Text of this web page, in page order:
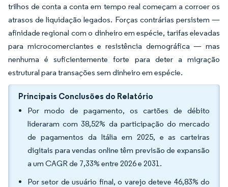
trilhos de conta a conta em tempo real começam a corroer os
atrasos de liquidação legados. Forças contrárias persistem —
afinidade regional com o dinheiro em espécie, tarifas elevadas
para microcomerciantes e resistência demográfica — mas
nenhuma é suficientemente forte para deter a migração
estrutural para transações sem dinheiro em espécie.
Principais Conclusões do Relatório
Por modo de pagamento, os cartões de débito
lideraram com 38,52% da participação do mercado
de pagamentos da Itália em 2025, e as carteiras
digitais para vendas online têm previsão de expansão
a um CAGR de 7,33% entre 2026 e 2031.
Por setor de usuário final, o varejo deteve 46,83% do